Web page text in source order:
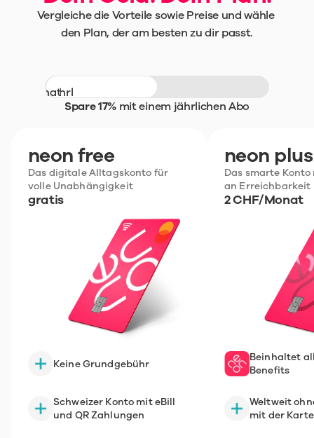
Vergleiche die Vorteile sowie Preise und wähle
den Plan, der am besten zu dir passt.
Monatlich
Jährlich
Spare 17% mit einem jährlichen Abo
neon free
Das digitale Alltagskonto für
volle Unabhängigkeit
gratis
Keine Grundgebühr
Schweizer Konto mit eBill
und QR Zahlungen
neon plus
Das smarte
an Erreichbarkeit
2 CHF/Monat
Beinhaltet
Benefits
Weltweit
mit der